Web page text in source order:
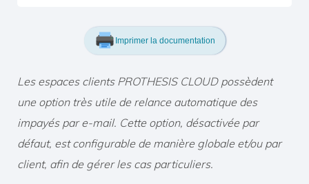
Imprimer la documentation
Les espaces clients PROTHESIS CLOUD possèdent
une option très utile de relance automatique des
impayés par e-mail. Cette option, désactivée par
défaut, est configurable de manière globale et/ou par
client, afin de gérer les cas particuliers.